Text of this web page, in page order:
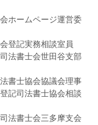
ホームページ運営委
登記実務相談室員
法書士会世田谷支部
書士協会協議会理事
記司法書士協会相談
法書士会三多摩支会